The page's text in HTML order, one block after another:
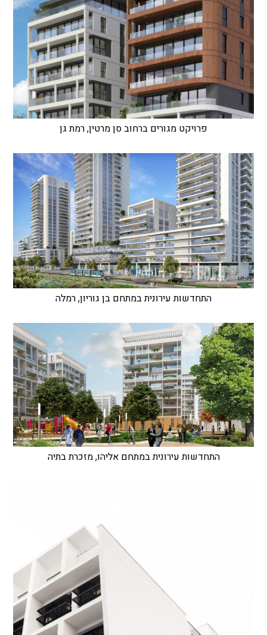
פרויקט מגורים ברחוב סן מרטין, רמת גן
התחדשות עירונית במתחם בן גוריון, רמלה
התחדשות עירונית במתחם אליהו, מזכרת בתיה